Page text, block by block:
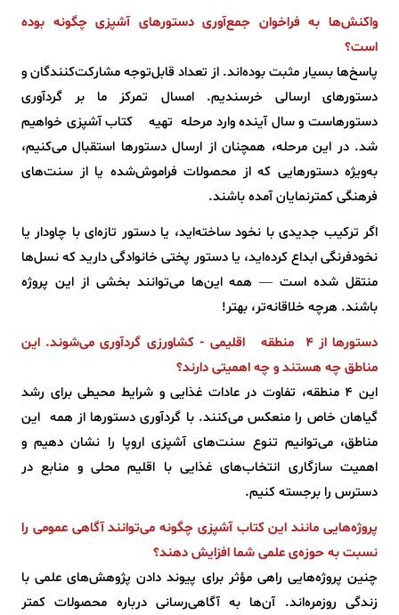
واکنش‌ها به فراخوان جمع‌آوری دستورهای آشپزی چگونه بوده
است؟
پاسخ‌ها بسیار مثبت بوده‌اند. از تعداد قابل‌توجه مشارکت‌کنندگان و
دستورهای ارسالی خرسندیم. امسال تمرکز ما بر گردآوری
دستورهاست و سال آینده وارد مرحله‌ تهیه‌ کتاب آشپزی خواهیم
شد. در این مرحله، همچنان از ارسال دستورها استقبال می‌کنیم،
به‌ویژه دستورهایی که از محصولات فراموش‌شده یا از سنت‌های
فرهنگی کمترنمایان آمده باشند.
اگر ترکیب جدیدی با نخود ساخته‌اید، یا دستور تازه‌ای با چاودار یا
نخودفرنگی ابداع کرده‌اید، یا دستور پختی خانوادگی دارید که نسل‌ها
منتقل شده است — همه این‌ها می‌توانند بخشی از این پروژه
باشند. هرچه خلاقانه‌تر، بهتر!
دستورها از 4 منطقه‌ اقلیمی - کشاورزی گردآوری می‌شوند. این
مناطق چه هستند و چه اهمیتی دارند؟
این 4 منطقه، تفاوت در عادات غذایی و شرایط محیطی برای رشد
گیاهان خاص را منعکس می‌کنند. با گردآوری دستورها از همه‌ این
مناطق، می‌توانیم تنوع سنت‌های آشپزی اروپا را نشان دهیم و
اهمیت سازگاری انتخاب‌های غذایی با اقلیم محلی و منابع در
دسترس را برجسته کنیم.
پروژه‌هایی مانند این کتاب آشپزی چگونه می‌توانند آگاهی عمومی را
نسبت به حوزه‌ی علمی شما افزایش دهند؟
چنین پروژه‌هایی راهی مؤثر برای پیوند دادن پژوهش‌های علمی با
زندگی روزمره‌اند. آن‌ها به آگاهی‌رسانی درباره محصولات کمتر